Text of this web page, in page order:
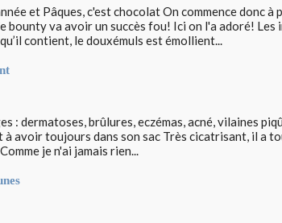
et Pâques, c'est chocolat On commence donc à
bounty va avoir un succès fou! Ici on l'a adoré! Les
contient, le douxémuls est émollient...
: dermatoses, brûlures, eczémas, acné, vilaines
avoir toujours dans son sac Très cicatrisant, il a
je n'ai jamais rien...